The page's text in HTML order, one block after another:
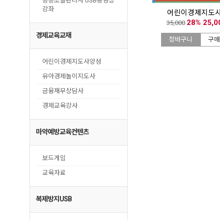
강좌
경제교육교재
어린이경제지도사양성
유아경제놀이지도사
금융재무상담사
경제교육강사
마약예방교육컨텐츠
보드게임
교육자료
복제방지USB
어린이경제지도
35,000 28%
장바구니 구